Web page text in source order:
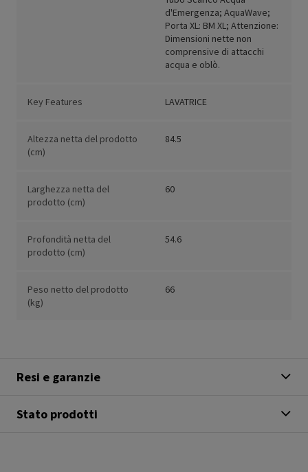
d'Emergenza; AquaWave;
Porta XL: BM XL; Attenzione:
Dimensioni nette non
comprensive di attacchi
acqua e oblò.
Key Features LAVATRICE
Altezza netta del prodotto
(cm)
84.5
Larghezza netta del
prodotto (cm)
60
Profondità netta del
prodotto (cm)
54.6
Peso netto del prodotto
(kg)
66
Resi e garanzie
Stato prodotti